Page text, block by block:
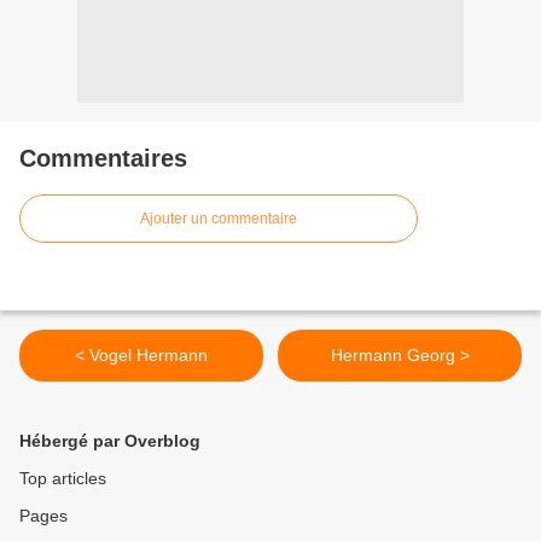
Commentaires
Ajouter un commentaire
< Vogel Hermann Hermann Georg >
Hébergé par Overblog
Top articles
Pages